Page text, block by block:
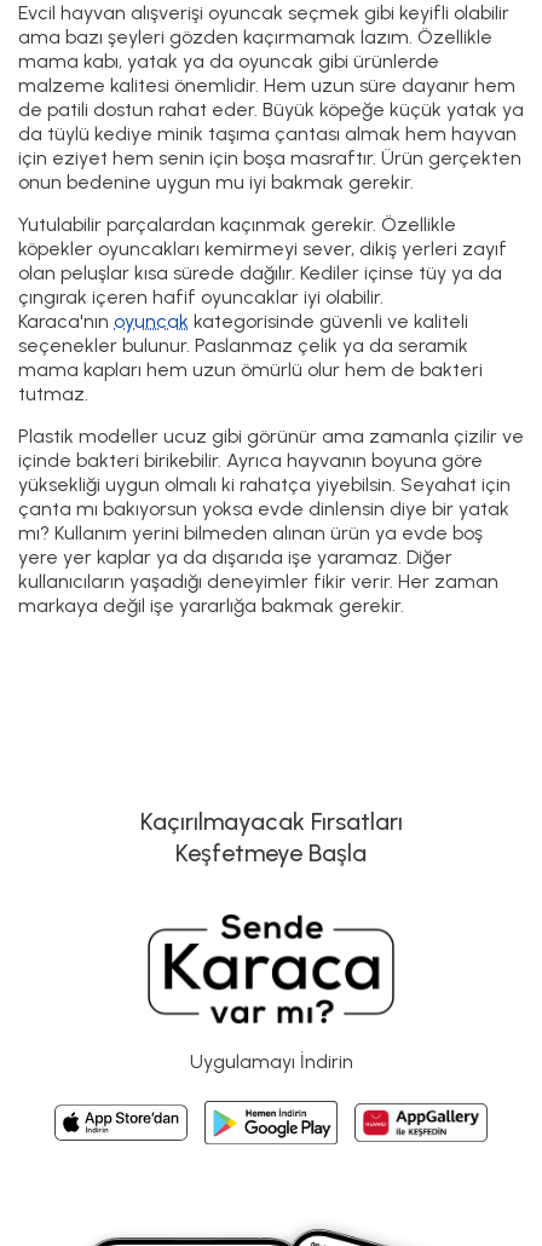
Evcil hayvan alışverişi oyuncak seçmek gibi keyifli olabilir
ama bazı şeyleri gözden kaçırmamak lazım. Özellikle
mama kabı, yatak ya da oyuncak gibi ürünlerde
malzeme kalitesi önemlidir. Hem uzun süre dayanır hem
de patili dostun rahat eder. Büyük köpeğe küçük yatak ya
da tüylü kediye minik taşıma çantası almak hem hayvan
için eziyet hem senin için boşa masraftır. Ürün gerçekten
onun bedenine uygun mu iyi bakmak gerekir.
Yutulabilir parçalardan kaçınmak gerekir. Özellikle
köpekler oyuncakları kemirmeyi sever, dikiş yerleri zayıf
olan peluşlar kısa sürede dağılır. Kediler içinse tüy ya da
çıngırak içeren hafif oyuncaklar iyi olabilir.
Karaca'nın oyuncak kategorisinde güvenli ve kaliteli
seçenekler bulunur. Paslanmaz çelik ya da seramik
mama kapları hem uzun ömürlü olur hem de bakteri
tutmaz.
Plastik modeller ucuz gibi görünür ama zamanla çizilir ve
içinde bakteri birikebilir. Ayrıca hayvanın boyuna göre
yüksekliği uygun olmalı ki rahatça yiyebilsin. Seyahat için
çanta mı bakıyorsun yoksa evde dinlensin diye bir yatak
mı? Kullanım yerini bilmeden alınan ürün ya evde boş
yere yer kaplar ya da dışarıda işe yaramaz. Diğer
kullanıcıların yaşadığı deneyimler fikir verir. Her zaman
markaya değil işe yararlığa bakmak gerekir.
Kaçırılmayacak Fırsatları
Keşfetmeye Başla
Uygulamayı İndirin